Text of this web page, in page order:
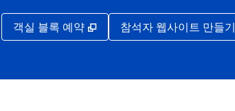
객실 블록 예약 , 새 탭 열림
참석자 웹사이트 만들기